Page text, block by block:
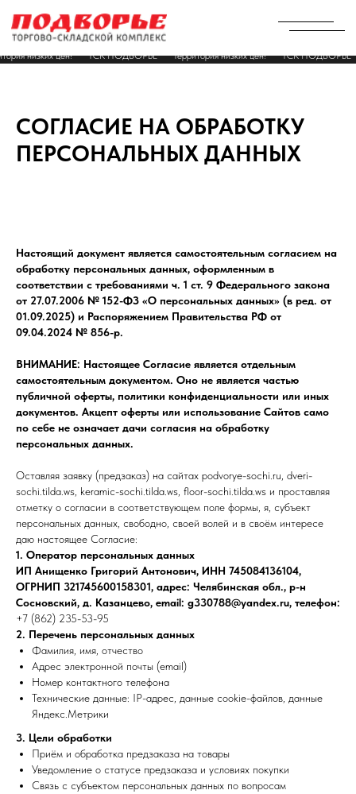
низких цен! ТСК ПОДВОРЬЕ Территория низких цен! ТСК ПОДВОРЬЕ
СОГЛАСИЕ НА ОБРАБОТКУ
ПЕРСОНАЛЬНЫХ ДАННЫХ
Настоящий документ является самостоятельным согласием на
обработку персональных данных, оформленным в
соответствии с требованиями ч. 1 ст. 9 Федерального закона
от 27.07.2006 № 152-ФЗ «О персональных данных» (в ред. от
01.09.2025) и Распоряжением Правительства РФ от
09.04.2024 № 856-р.
ВНИМАНИЕ: Настоящее Согласие является отдельным
самостоятельным документом. Оно не является частью
публичной оферты, политики конфиденциальности или иных
документов. Акцепт оферты или использование Сайтов само
по себе не означает дачи согласия на обработку
персональных данных.
Оставляя заявку (предзаказ) на сайтах podvorye-sochi.ru, dveri-
sochi.tilda.ws, keramic-sochi.tilda.ws, floor-sochi.tilda.ws и проставляя
отметку о согласии в соответствующем поле формы, я, субъект
персональных данных, свободно, своей волей и в своём интересе
даю настоящее Согласие:
1. Оператор персональных данных
ИП Анищенко Григорий Антонович, ИНН 745084136104,
ОГРНИП 321745600158301, адрес: Челябинская обл., р-н
Сосновский, д. Казанцево, email: g330788@yandex.ru, телефон:
+7 (862) 235-53-95
2. Перечень персональных данных
Фамилия, имя, отчество
Адрес электронной почты (email)
Номер контактного телефона
Технические данные: IP-адрес, данные cookie-файлов, данные
Яндекс.Метрики
3. Цели обработки
Приём и обработка предзаказа на товары
Уведомление о статусе предзаказа и условиях покупки
Связь с субъектом персональных данных по вопросам